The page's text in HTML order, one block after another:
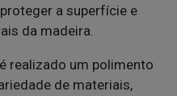
a superfície e
da madeira.
realizado um polimento
de materiais,